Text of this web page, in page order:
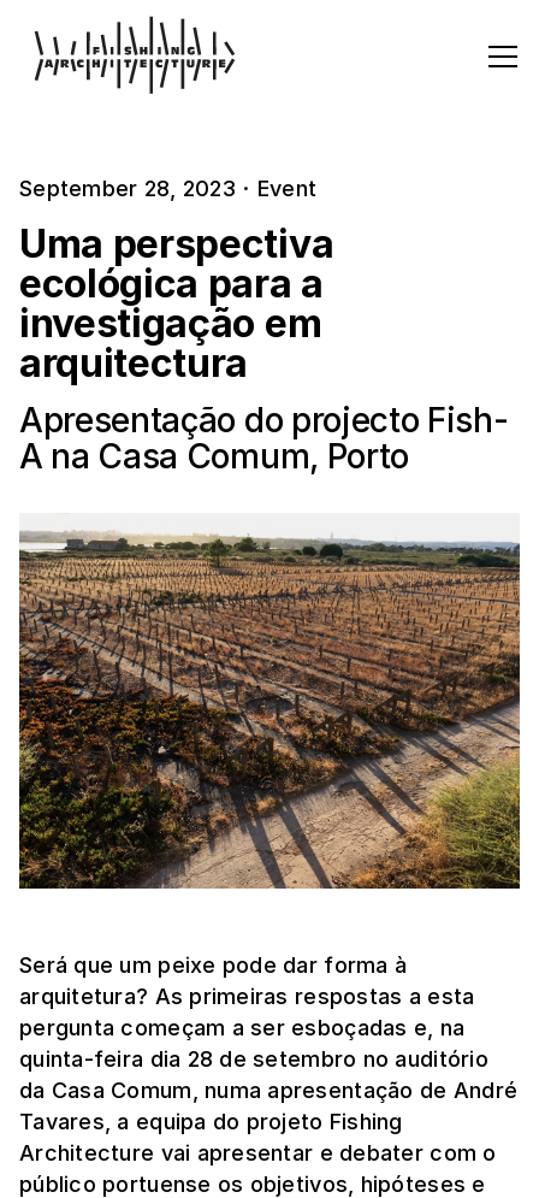
September 28, 2023 · Event
Uma perspectiva
ecológica para a
investigação em
arquitectura
Apresentação do projecto Fish-
A na Casa Comum, Porto
Será que um peixe pode dar forma à
arquitetura? As primeiras respostas a esta
pergunta começam a ser esboçadas e, na
quinta-feira dia 28 de setembro no auditório
da Casa Comum, numa apresentação de André
Tavares, a equipa do projeto Fishing
Architecture vai apresentar e debater com o
público portuense os objetivos, hipóteses e